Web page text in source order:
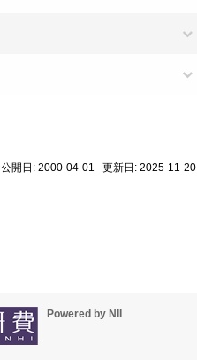
公開日: 2000-04-01 更新日: 2025-11-20
Powered by NII